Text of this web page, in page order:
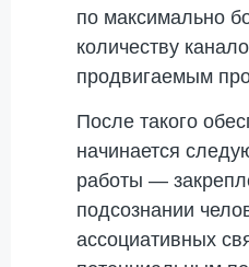
по максимально
количеству
продвигаемым
После такого
начинается
работы —
подсознании
ассоциативных